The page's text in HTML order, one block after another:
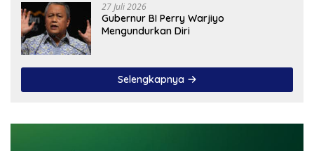
27 Juli 2026
Gubernur BI Perry Warjiyo
Mengundurkan Diri
Selengkapnya